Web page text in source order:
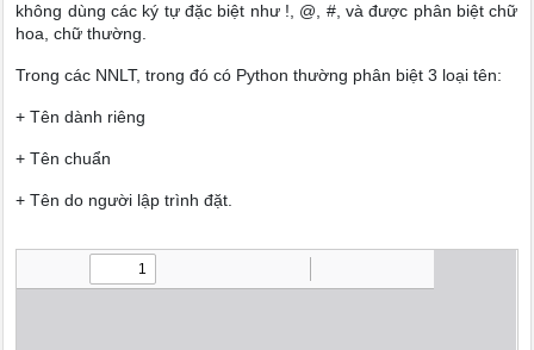
không dùng các ký tự đặc biệt như !, @, #, và được phân biệt chữ
hoa, chữ thường.
Trong các NNLT, trong đó có Python thường phân biệt 3 loại tên:
+ Tên dành riêng
+ Tên chuẩn
+ Tên do người lập trình đặt.